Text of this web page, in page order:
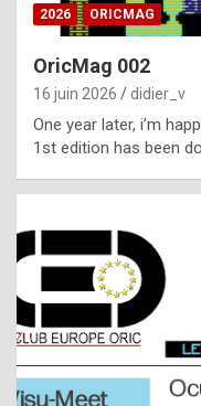
2026 ORICMAG
OricMag 002
16 juin 2026 didier_v
One year later, i’m
1st edition has been